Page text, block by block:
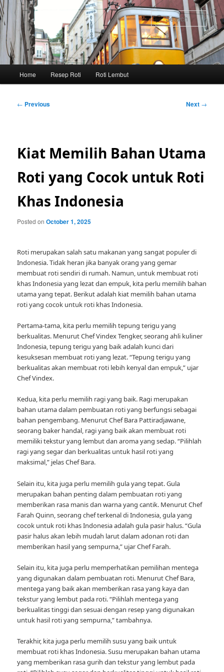
Skip
to
primary
content
Home Resep Roti Roti Lembut
Post
← Previous Next →
Kiat Memilih Bahan Utama
Roti yang Cocok untuk Roti
Khas Indonesia
Posted onOctober 1, 2025
Roti merupakan salah satu makanan yang sangat populer di
Indonesia. Tidak heran jika banyak orang yang gemar
membuat roti sendiri di rumah. Namun, untuk membuat roti
khas Indonesia yang lezat dan empuk, kita perlu memilih bahan
utama yang tepat. Berikut adalah kiat memilih bahan utama
roti yang cocok untuk roti khas Indonesia.
Pertama-tama, kita perlu memilih tepung terigu yang
berkualitas. Menurut Chef Vindex Tengker, seorang ahli kuliner
Indonesia, tepung terigu yang baik adalah kunci dari
kesuksesan membuat roti yang lezat. “Tepung terigu yang
berkualitas akan membuat roti lebih kenyal dan empuk,” ujar
Chef Vindex.
Kedua, kita perlu memilih ragi yang baik. Ragi merupakan
bahan utama dalam pembuatan roti yang berfungsi sebagai
bahan pengembang. Menurut Chef Bara Pattiradjawane,
seorang baker handal, ragi yang baik akan membuat roti
memiliki tekstur yang lembut dan aroma yang sedap. “Pilihlah
ragi yang segar dan berkualitas untuk hasil roti yang
maksimal,” jelas Chef Bara.
Selain itu, kita juga perlu memilih gula yang tepat. Gula
merupakan bahan penting dalam pembuatan roti yang
memberikan rasa manis dan warna yang cantik. Menurut Chef
Farah Quinn, seorang chef terkenal di Indonesia, gula yang
cocok untuk roti khas Indonesia adalah gula pasir halus. “Gula
pasir halus akan lebih mudah larut dalam adonan roti dan
memberikan hasil yang sempurna,” ujar Chef Farah.
Selain itu, kita juga perlu memperhatikan pemilihan mentega
yang digunakan dalam pembuatan roti. Menurut Chef Bara,
mentega yang baik akan memberikan rasa yang kaya dan
tekstur yang lembut pada roti. “Pilihlah mentega yang
berkualitas tinggi dan sesuai dengan resep yang digunakan
untuk hasil roti yang sempurna,” tambahnya.
Terakhir, kita juga perlu memilih susu yang baik untuk
membuat roti khas Indonesia. Susu merupakan bahan utama
yang memberikan rasa gurih dan tekstur yang lembut pada